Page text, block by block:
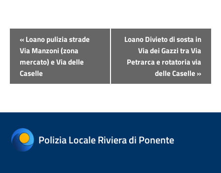
Evento
Navigazione
«Loano pulizia strade
Via Manzoni (zona
mercato) e Via delle
Caselle
Loano Divieto di sosta in
Via dei Gazzi tra Via
Petrarca e rotatoria via
delle Caselle»
Polizia Locale Riviera di Ponente